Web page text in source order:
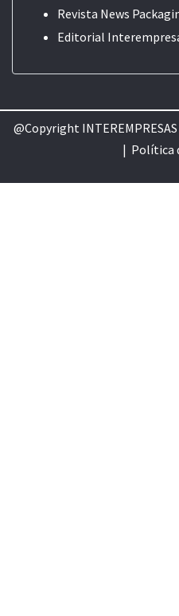
Revista News
Editorial
@Copyright INTEREMPRESAS
| Política